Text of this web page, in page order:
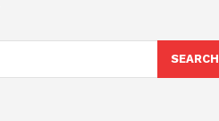
SEARCH